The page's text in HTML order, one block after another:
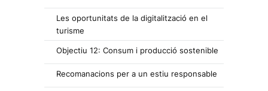
Les oportunitats de la digitalització en el
turisme
Objectiu 12: Consum i producció sostenible
Recomanacions per a un estiu responsable